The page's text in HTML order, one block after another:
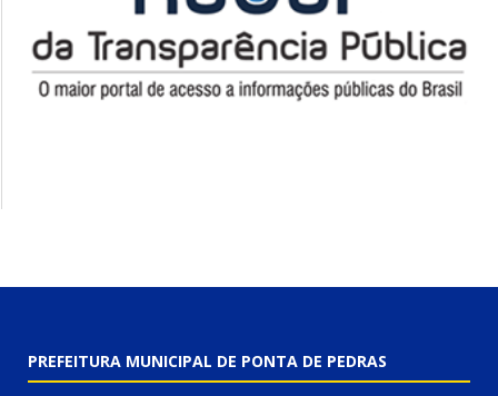
PREFEITURA MUNICIPAL DE PONTA DE PEDRAS